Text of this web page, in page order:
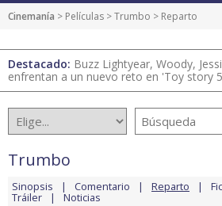
Cinemanía > Películas >Trumbo > Reparto
Destacado: Buzz Lightyear, Woody,
enfrentan a un nuevo reto en 'Toy story
Trumbo
Sinopsis Comentario Reparto
Tráiler Noticias